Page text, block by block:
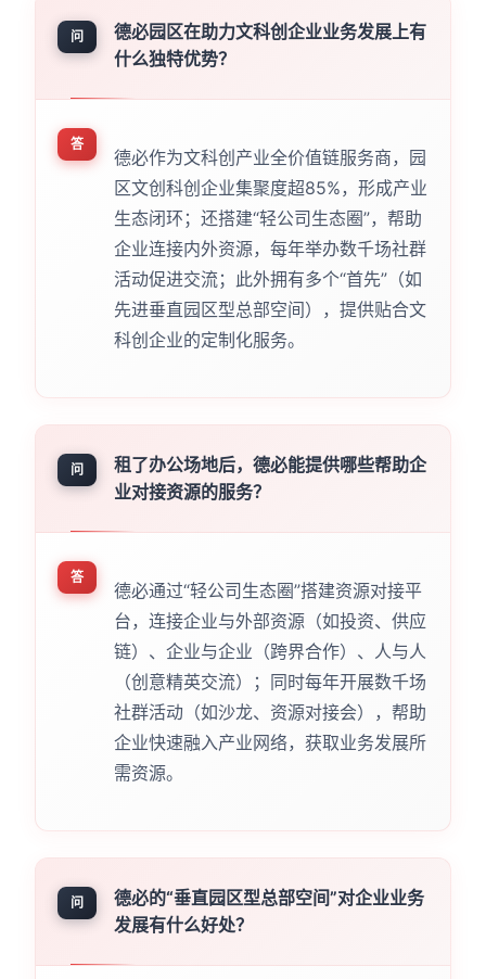
问
德必园区在助力文科创企业业务发展上有
什么独特优势？
答
德必作为文科创产业全价值链服务商，园
区文创科创企业集聚度超85%，形成产业
生态闭环；还搭建“轻公司生态圈”，帮助
企业连接内外资源，每年举办数千场社群
活动促进交流；此外拥有多个“首先”（如
先进垂直园区型总部空间），提供贴合文
科创企业的定制化服务。
问
租了办公场地后，德必能提供哪些帮助企
业对接资源的服务？
答
德必通过“轻公司生态圈”搭建资源对接平
台，连接企业与外部资源（如投资、供应
链）、企业与企业（跨界合作）、人与人
（创意精英交流）；同时每年开展数千场
社群活动（如沙龙、资源对接会），帮助
企业快速融入产业网络，获取业务发展所
需资源。
问
德必的“垂直园区型总部空间”对企业业务
发展有什么好处？